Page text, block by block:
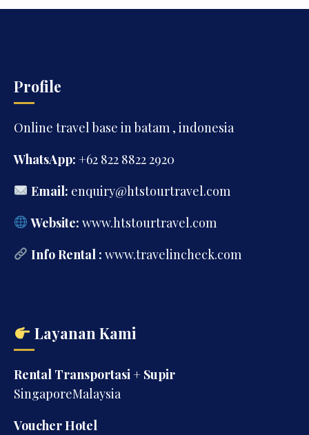
Profile
Online travel base in batam , indonesia
WhatsApp: +62 822 8822 2920
Email: enquiry@htstourtravel.com
Website: www.htstourtravel.com
Info Rental : www.travelincheck.com
Layanan Kami
Rental Transportasi + Supir
SingaporeMalaysia
Voucher Hotel